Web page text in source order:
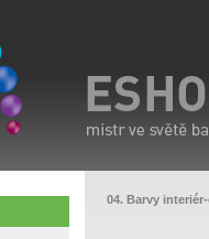
04. Barvy